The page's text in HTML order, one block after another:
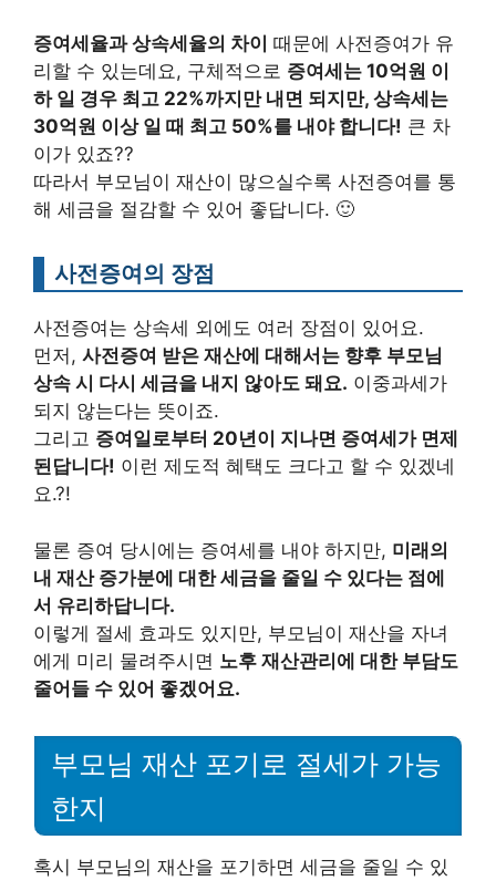
증여세율과 상속세율의 차이 때문에 사전증여가 유
리할 수 있는데요, 구체적으로 증여세는 10억원 이
하 일 경우 최고 22%까지만 내면 되지만, 상속세는
30억원 이상 일 때 최고 50%를 내야 합니다! 큰 차
이가 있죠??
따라서 부모님이 재산이 많으실수록 사전증여를 통
해 세금을 절감할 수 있어 좋답니다. 🙂
사전증여의 장점
사전증여는 상속세 외에도 여러 장점이 있어요.
먼저, 사전증여 받은 재산에 대해서는 향후 부모님
상속 시 다시 세금을 내지 않아도 돼요. 이중과세가
되지 않는다는 뜻이죠.
그리고 증여일로부터 20년이 지나면 증여세가 면제
된답니다! 이런 제도적 혜택도 크다고 할 수 있겠네
요.?!
물론 증여 당시에는 증여세를 내야 하지만, 미래의
내 재산 증가분에 대한 세금을 줄일 수 있다는 점에
서 유리하답니다.
이렇게 절세 효과도 있지만, 부모님이 재산을 자녀
에게 미리 물려주시면 노후 재산관리에 대한 부담도
줄어들 수 있어 좋겠어요.
부모님 재산 포기로 절세가 가능
한지
혹시 부모님의 재산을 포기하면 세금을 줄일 수 있